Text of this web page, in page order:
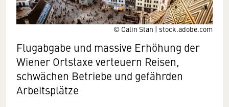
© Calin Stan | stock.adobe.com
Flugabgabe und massive Erhöhung der
Wiener Ortstaxe verteuern Reisen,
schwächen Betriebe und gefährden
Arbeitsplätze